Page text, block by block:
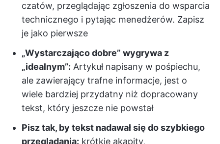
czatów, przeglądając zgłoszenia do wsparcia
technicznego i pytając menedżerów. Zapisz
je jako pierwsze
„Wystarczająco dobre” wygrywa z
„idealnym”: Artykuł napisany w pośpiechu,
ale zawierający trafne informacje, jest o
wiele bardziej przydatny niż dopracowany
tekst, który jeszcze nie powstał
Pisz tak, by tekst nadawał się do szybkiego
przeglądania: krótkie akapity,